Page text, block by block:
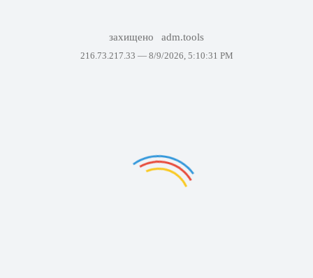
захищено adm.tools
216.73.217.33 — 8/9/2026, 5:10:31 PM